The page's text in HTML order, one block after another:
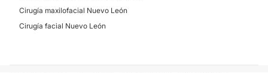
Cirugía maxilofacial Nuevo León
Cirugía facial Nuevo León